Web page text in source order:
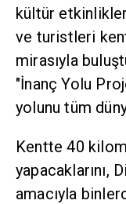
kültür
ve turistleri
mirasıyla
"İnanç Yolu
yolunu tüm
Kentte 40
yapacaklarını,
amacıyla